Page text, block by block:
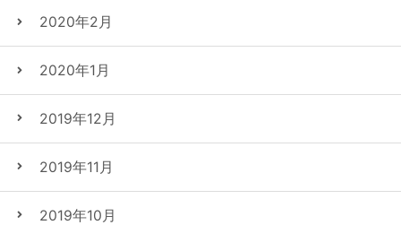
2020年2月
2020年1月
2019年12月
2019年11月
2019年10月